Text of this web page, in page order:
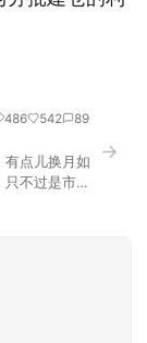
486 542 89
有点儿换月如
不过是市场
点，交易额
→